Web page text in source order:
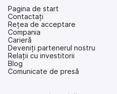
Pagina de start
Contactați
Rețea de acceptare
Compania
Carieră
Deveniți partenerul nostru
Relații cu investitorii
(se
deschide
Blog
Comunicate de presă